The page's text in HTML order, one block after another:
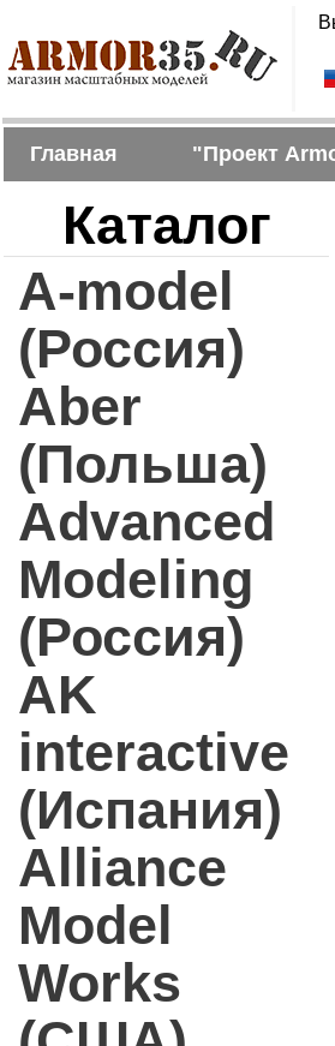
Главная "Проект
Каталог
A-model
(Россия)
Aber
(Польша)
Advanced
Modeling
(Россия)
AK
interactive
(Испания)
Alliance
Model
Works